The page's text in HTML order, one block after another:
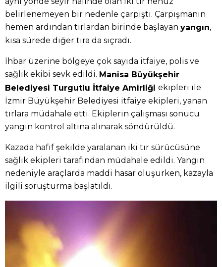
belirlenemeyen bir nedenle çarpıştı. Çarpışmanın
hemen ardından tırlardan birinde başlayan yangın,
kısa sürede diğer tıra da sıçradı.
İhbar üzerine bölgeye çok sayıda itfaiye, polis ve
sağlık ekibi sevk edildi. Manisa Büyükşehir
Belediyesi Turgutlu İtfaiye Amirliği ekipleri ile
İzmir Büyükşehir Belediyesi itfaiye ekipleri, yanan
tırlara müdahale etti. Ekiplerin çalışması sonucu
yangın kontrol altına alınarak söndürüldü.
Kazada hafif şekilde yaralanan iki tır sürücüsüne
sağlık ekipleri tarafından müdahale edildi. Yangın
nedeniyle araçlarda maddi hasar oluşurken, kazayla
ilgili soruşturma başlatıldı.